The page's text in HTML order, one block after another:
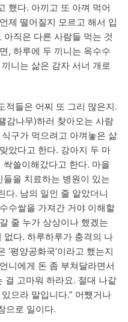
했다. 아끼고 또 아껴 먹어
제 떨어질지 모르고 해서 입
직은 다른 사람들 먹는 것
, 하루에 두 끼니는 옥수수
니는 삶은 감자 서너 개로
적들은 어찌 또 그리 많은지.
감나무)하러 찾아오는 사람
구가 먹으려고 아껴놓은 삶
았다고 한다. 강아지 두 마
쓸이해갔다고 한다. 마을
을 치료하는 병원이 있는
다. 남의 일인 줄 알았더니
수쌀을 가져간 거야 이해할
줄 누가 상상이나 했겠는
없다. 하루하루가 충격의 나
‘평양공화국’이라고 했는지
니에게 돈 좀 부쳐달라면서
걸 고마워 하라요. 절대 나같
으라 말입니다.” 어쨌거나
으로 일이다.